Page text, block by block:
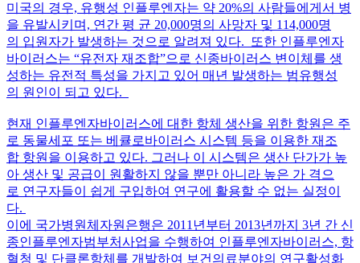
미국의 경우, 유행성 인플루엔자는 약 20%의 사람들에게서 병
을 유발시키며, 연간 평 균 20,000명의 사망자 및 114,000명
의 입원자가 발생하는 것으로 알려져 있다. 또한 인플루엔자
바이러스는 “유전자 재조합”으로 신종바이러스 변이체를 생
성하는 유전적 특성을 가지고 있어 매년 발생하는 범유행성
의 원인이 되고 있다.
현재 인플루엔자바이러스에 대한 항체 생산을 위한 항원은 주
로 동물세포 또는 베큘로바이러스 시스템 등을 이용한 재조
합 항원을 이용하고 있다. 그러나 이 시스템은 생산 단가가 높
아 생산 및 공급이 원활하지 않을 뿐만 아니라 높은 가 격으
로 연구자들이 쉽게 구입하여 연구에 활용할 수 없는 실정이
다.
이에 국가병원체자원은행은 2011년부터 2013년까지 3년 간 신
종인플루엔자범부처사업을 수행하여 인플루엔자바이러스, 항
혈청 및 단클론항체를 개발하여 보건의료분야의 연구활성화